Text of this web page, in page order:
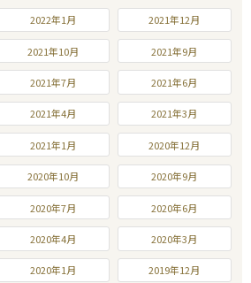
2022年1月 2021年12月
2021年10月 2021年9月
2021年7月 2021年6月
2021年4月 2021年3月
2021年1月 2020年12月
2020年10月 2020年9月
2020年7月 2020年6月
2020年4月 2020年3月
2020年1月 2019年12月